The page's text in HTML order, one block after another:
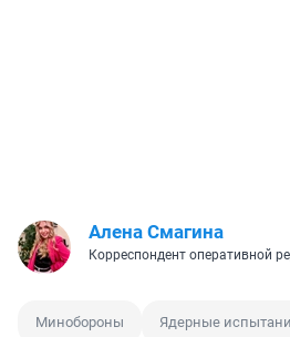
Алена Смагина
Корреспондент оперативной
Минобороны Ядерные